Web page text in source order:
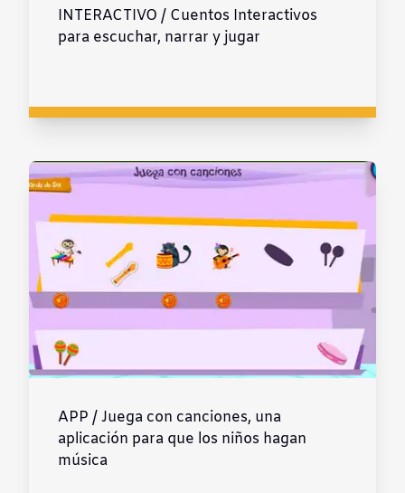
INTERACTIVO / Cuentos Interactivos
para escuchar, narrar y jugar
APP / Juega con canciones, una
aplicación para que los niños hagan
música